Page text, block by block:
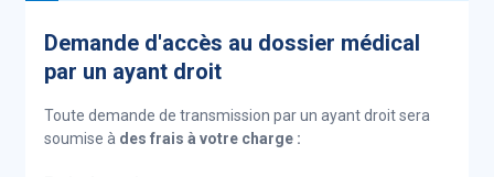
Demande d'accès au dossier médical
par un ayant droit
Toute demande de transmission par un ayant droit sera
soumise à des frais à votre charge :